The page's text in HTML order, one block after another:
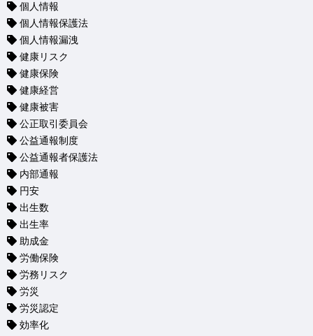
個人情報
個人情報保護法
個人情報漏洩
健康リスク
健康保険
健康経営
健康被害
公正取引委員会
公益通報制度
公益通報者保護法
内部通報
円安
出生数
出生率
助成金
労働保険
労務リスク
労災
労災認定
効率化